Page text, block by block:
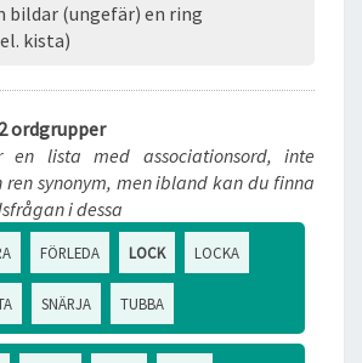
bildar (ungefär) en ring
kista)
ordgrupper
en lista med associationsord, inte
synonym, men ibland kan du finna
i dessa
FÖRLEDA LOCK LOCKA
SNÄRJA TUBBA